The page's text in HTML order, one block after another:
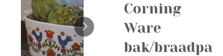
Corning
Ware
bak/braadpa